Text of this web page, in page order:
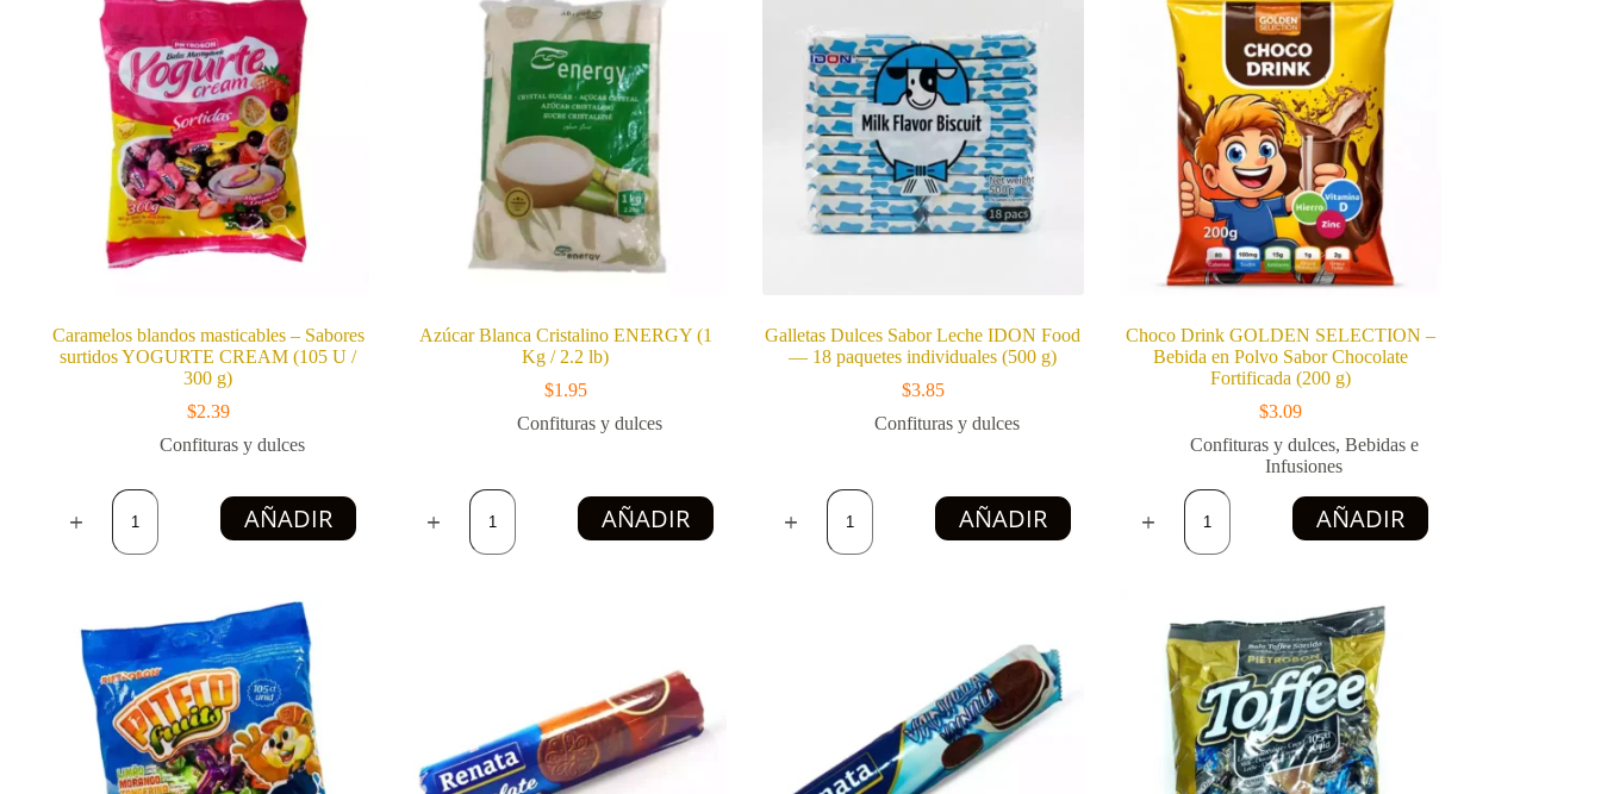
Caramelos blandos masticables – Sabores
surtidos YOGURTE CREAM (105 U /
300 g)
$2.39
Confituras y dulces
Caramelos
blandos
masticables
YOGURTE
CREAM
(105
U
/
300
g)
cantidad
AÑADIR
Azúcar Blanca Cristalino ENERGY (1
Kg / 2.2 lb)
$1.95
Confituras y dulces
Azúcar
Blanca
Cristalino
ENERGY
AÑADIR
Galletas Dulces Sabor Leche IDON Food
— 18 paquetes individuales (500 g)
$3.85
Confituras y dulces
Galletas
Dulces
Sabor
Leche
cantidad
AÑADIR
Choco Drink GOLDEN SELECTION –
Bebida en Polvo Sabor Chocolate
Fortificada (200 g)
$3.09
Confituras y dulces, Bebidas e
Infusiones
Choco
Drink
GOLDEN
SELECTION
en
Polvo
Sabor
Chocolate
Fortificada
(200
g)
cantidad
AÑADIR